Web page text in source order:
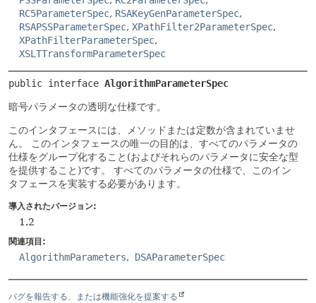
RC5ParameterSpec, RSAKeyGenParameterSpec,
RSAPSSParameterSpec, XPathFilter2ParameterSpec,
XPathFilterParameterSpec,
XSLTTransformParameterSpec
public interface AlgorithmParameterSpec
暗号パラメータの透明な仕様です。
このインタフェースには、メソッドまたは定数が含まれていませ
ん。
このインタフェースの唯一の目的は、すべてのパラメータの
仕様をグループ化すること(およびそれらのパラメータに安全な型
を提供すること)です。
すべてのパラメータの仕様で、このイン
タフェースを実装する必要があります。
導入されたバージョン:
1.2
関連項目:
AlgorithmParameters DSAParameterSpec
バグを報告する、または機能強化を提案する